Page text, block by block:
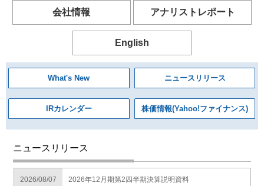
会社情報 アナリストレポート
English
What's New ニュースリリース
IRカレンダー 株価情報(Yahoo!ファイナンス)
ニュースリリース
2026/08/07 2026年12月期第2四半期決算説明資料